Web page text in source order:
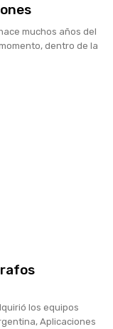
muchos años del
dentro de la
los equipos
Aplicaciones